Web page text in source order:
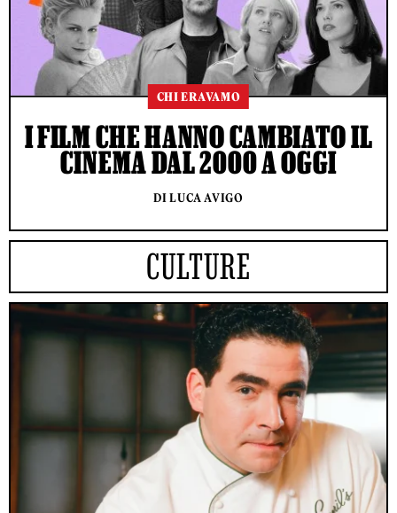
CHI ERAVAMO
I FILM CHE HANNO CAMBIATO IL
CINEMA DAL 2000 A OGGI
DI LUCA AVIGO
CULTURE